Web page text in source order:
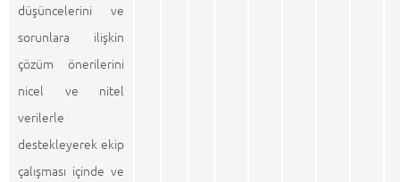
düşüncelerini ve
sorunlara ilişkin
çözüm önerilerini
nicel ve nitel
verilerle
destekleyerek ekip
çalışması içinde ve